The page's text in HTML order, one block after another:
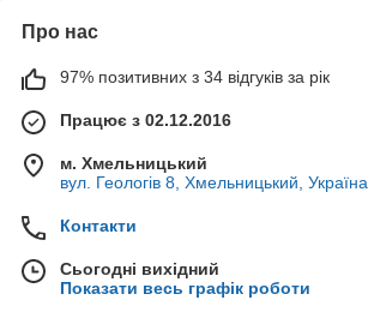
Про нас
97% позитивних з 34 відгуків за рік
Працює з 02.12.2016
м. Хмельницький
вул. Геологів 8, Хмельницький, Україна
Контакти
Сьогодні вихідний
Показати весь графік роботи